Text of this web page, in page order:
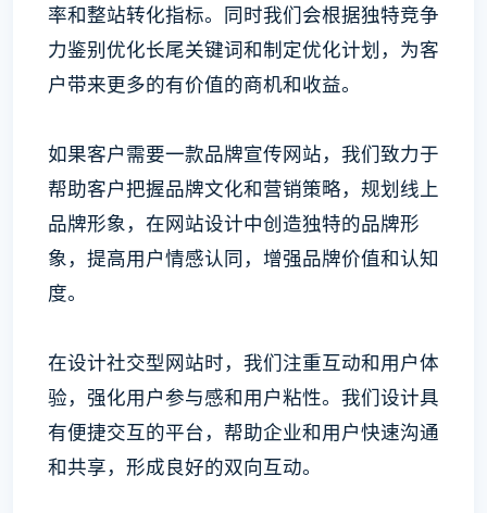
率和整站转化指标。同时我们会根据独特竞争
力鉴别优化长尾关键词和制定优化计划，为客
户带来更多的有价值的商机和收益。
如果客户需要一款品牌宣传网站，我们致力于
帮助客户把握品牌文化和营销策略，规划线上
品牌形象，在网站设计中创造独特的品牌形
象，提高用户情感认同，增强品牌价值和认知
度。
在设计社交型网站时，我们注重互动和用户体
验，强化用户参与感和用户粘性。我们设计具
有便捷交互的平台，帮助企业和用户快速沟通
和共享，形成良好的双向互动。